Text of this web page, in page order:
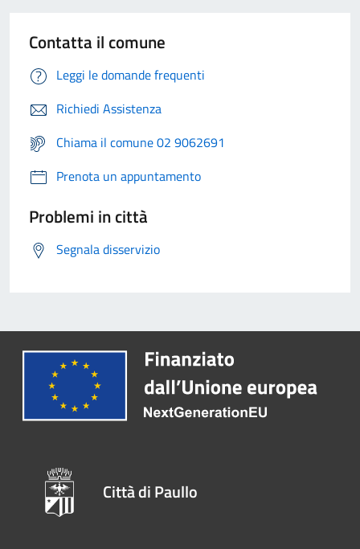
Contatta il comune
Leggi le domande frequenti
Richiedi Assistenza
Chiama il comune 02 9062691
Prenota un appuntamento
Problemi in città
Segnala disservizio
Città di Paullo